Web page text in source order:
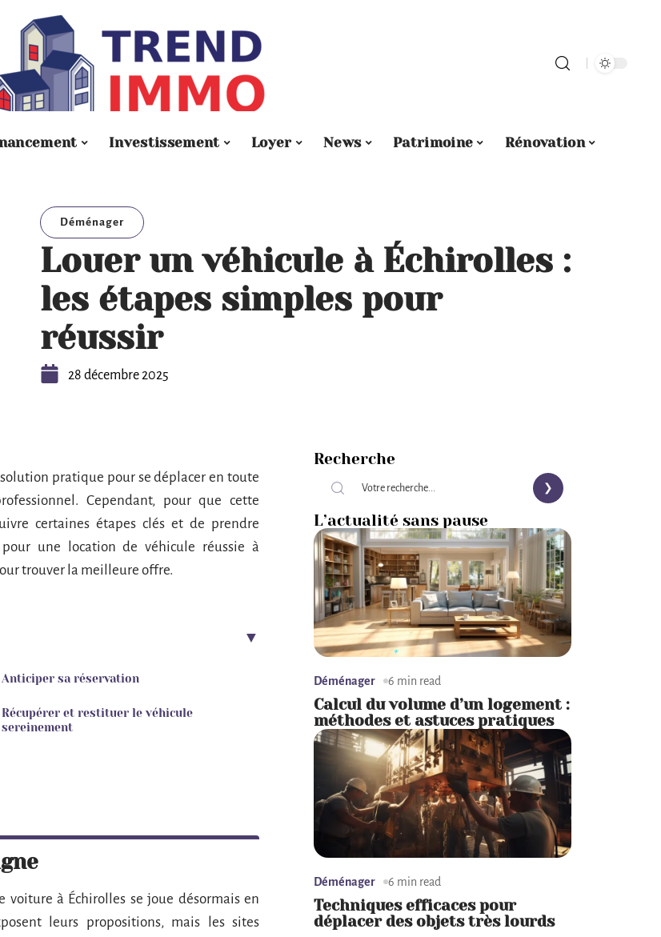
Investissement Loyer News Patrimoine Rénovation
Déménager
Louer un véhicule à Échirolles :
les étapes simples pour
réussir
28 décembre 2025
pratique pour se déplacer en toute
Cependant, pour que cette
certaines étapes clés et de prendre
une location de véhicule réussie à
trouver la meilleure offre.
Anticiper sa réservation
Récupérer et restituer le véhicule
sereinement
voiture à Échirolles se joue désormais en
leurs propositions, mais les sites
Recherche
L’actualité sans pause
Déménager 6 min read
Calcul du volume d’un logement :
méthodes et astuces pratiques
Déménager 6 min read
Techniques efficaces pour
déplacer des objets très lourds